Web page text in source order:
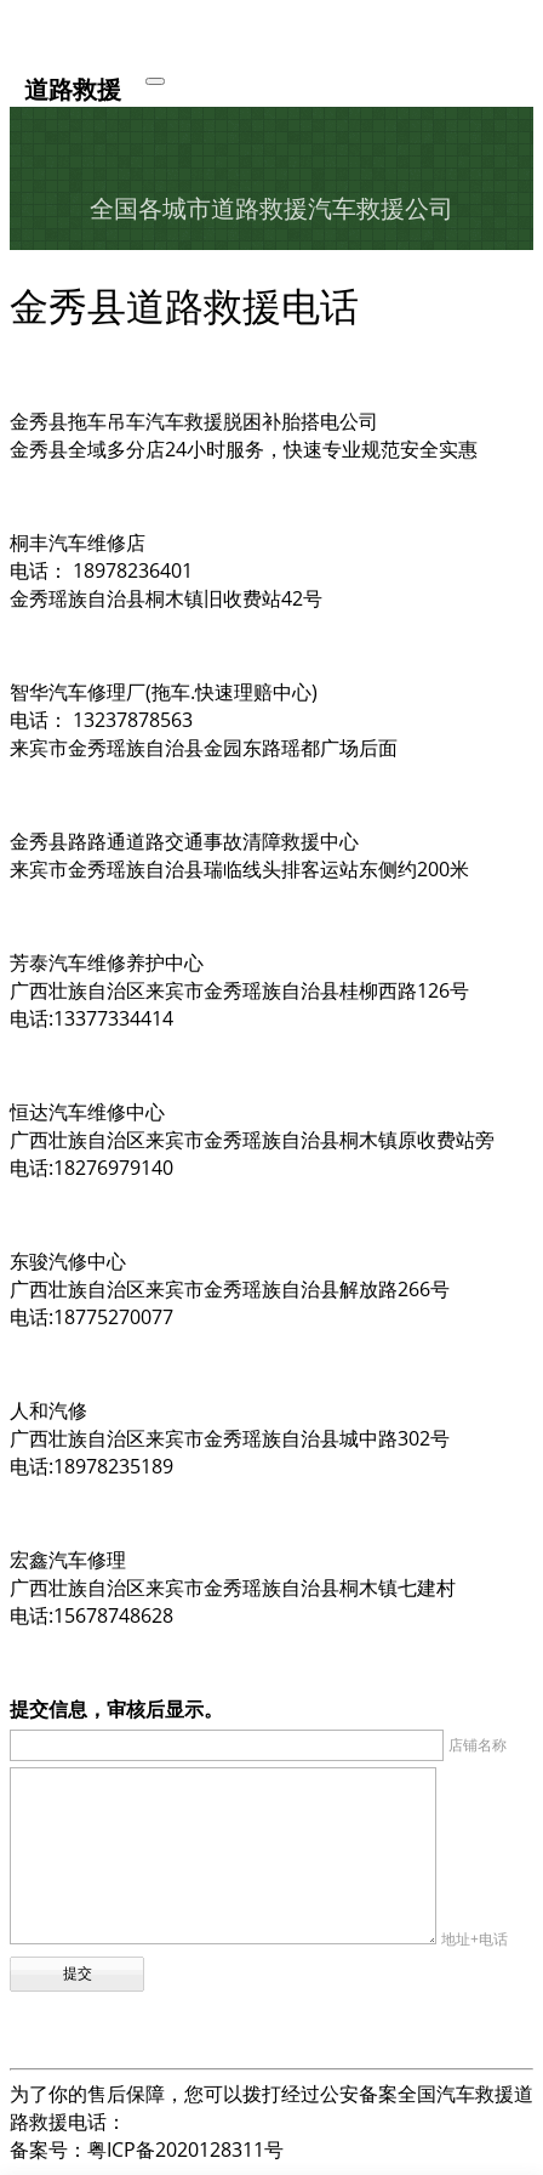
道路救援
全国各城市道路救援汽车救援公司
金秀县道路救援电话
金秀县拖车吊车汽车救援脱困补胎搭电公司
金秀县全域多分店24小时服务，快速专业规范安全实惠
桐丰汽车维修店
电话： 18978236401
金秀瑶族自治县桐木镇旧收费站42号
智华汽车修理厂(拖车.快速理赔中心)
电话： 13237878563
来宾市金秀瑶族自治县金园东路瑶都广场后面
金秀县路路通道路交通事故清障救援中心
来宾市金秀瑶族自治县瑞临线头排客运站东侧约200米
芳泰汽车维修养护中心
广西壮族自治区来宾市金秀瑶族自治县桂柳西路126号
电话:13377334414
恒达汽车维修中心
广西壮族自治区来宾市金秀瑶族自治县桐木镇原收费站旁
电话:18276979140
东骏汽修中心
广西壮族自治区来宾市金秀瑶族自治县解放路266号
电话:18775270077
人和汽修
广西壮族自治区来宾市金秀瑶族自治县城中路302号
电话:18978235189
宏鑫汽车修理
广西壮族自治区来宾市金秀瑶族自治县桐木镇七建村
电话:15678748628
提交信息，审核后显示。
店铺名称
地址+电话
为了你的售后保障，您可以拨打经过公安备案全国汽车救援道
路救援电话：
备案号：粤ICP备2020128311号